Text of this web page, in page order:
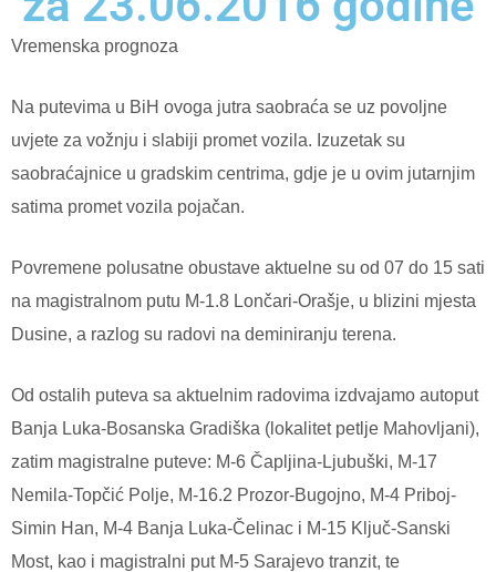
Vremenska prognoza
Na putevima u BiH ovoga jutra saobraća se uz povoljne
uvjete za vožnju i slabiji promet vozila. Izuzetak su
saobraćajnice u gradskim centrima, gdje je u ovim jutarnjim
satima promet vozila pojačan.
Povremene polusatne obustave aktuelne su od 07 do 15 sati
na magistralnom putu M-1.8 Lončari-Orašje, u blizini mjesta
Dusine, a razlog su radovi na deminiranju terena.
Od ostalih puteva sa aktuelnim radovima izdvajamo autoput
Banja Luka-Bosanska Gradiška (lokalitet petlje Mahovljani),
zatim magistralne puteve: M-6 Čapljina-Ljubuški, M-17
Nemila-Topčić Polje, M-16.2 Prozor-Bugojno, M-4 Priboj-
Simin Han, M-4 Banja Luka-Čelinac i M-15 Ključ-Sanski
Most, kao i magistralni put M-5 Sarajevo tranzit, te